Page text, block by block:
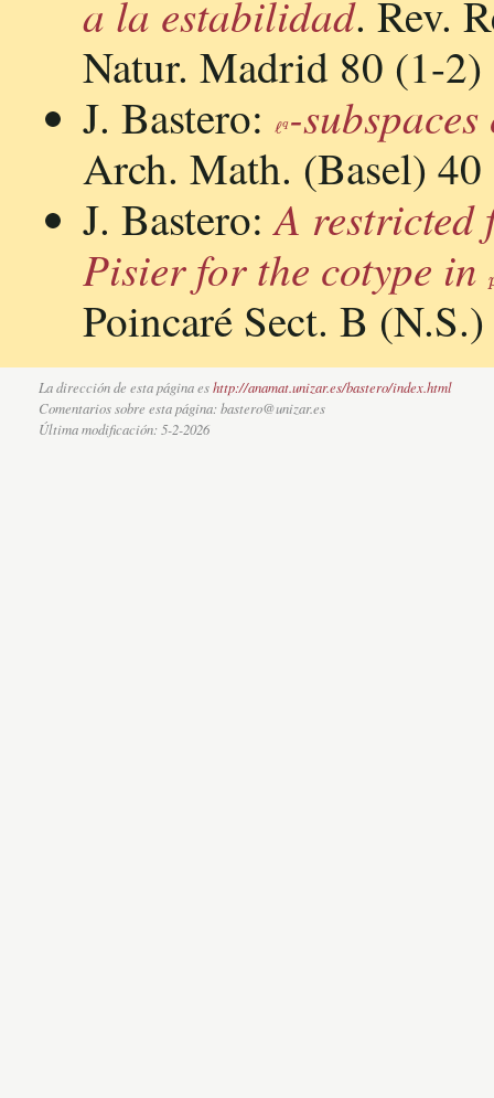
a la estabilidad. Rev.
Natur. Madrid 80 (1-
J. Bastero: -
Arch. Math. (Basel)
J. Bastero:A restricted
Pisier for the cotype in
Poincaré Sect. B
La dirección de esta página eshttp://anamat.unizar.es/bastero/index.html
Comentarios sobre esta página: bastero@unizar.es
Última modificación: 5-2-2026